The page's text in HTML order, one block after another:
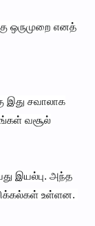
ஒருமுறை எனத்
இது சவாலாக
வசூல்
இயல்பு. அந்த
உள்ளன.